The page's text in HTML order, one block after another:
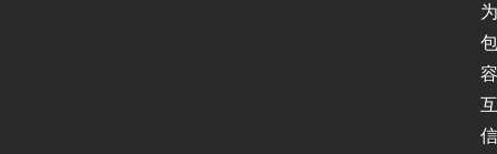
为
包
容
互
信